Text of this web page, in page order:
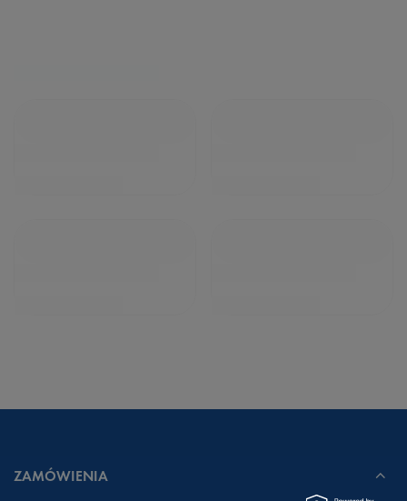
ZAMÓWIENIA